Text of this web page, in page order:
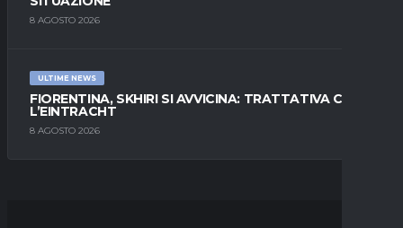
8 AGOSTO 2026
ULTIME NEWS
FIORENTINA, SKHIRI SI AVVICINA: TRATTATIVA CON
L’EINTRACHT
8 AGOSTO 2026